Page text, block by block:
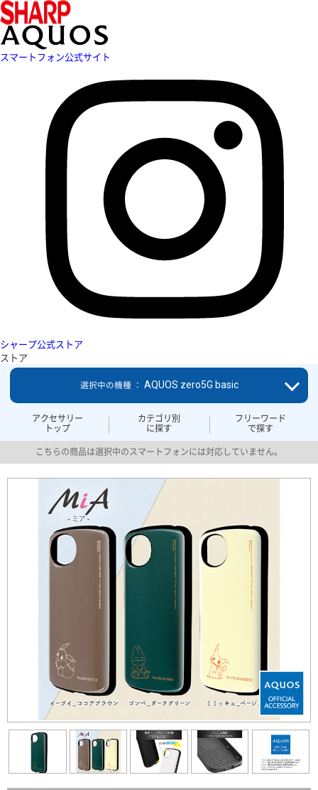
スマートフォン公式サイト
シャープ公式ストア
ストア
アクセサリー
トップ
カテゴリ別
に探す
フリーワード
で探す
選択中の機種 ： AQUOS zero5G basic
こちらの商品は選択中のスマートフォンには対応していません。